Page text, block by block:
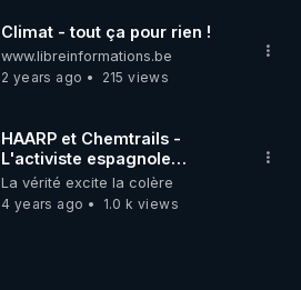
Climat - tout ça pour rien !
www.libreinformations.be
2 years ago
215 views
HAARP et Chemtrails -
L'activiste espagnole
Josefina Fraile devant le
Parlement européen en 2013
La vérité excite la colère
4 years ago
1.0 k views